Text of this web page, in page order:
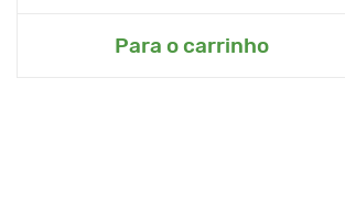
Para o carrinho